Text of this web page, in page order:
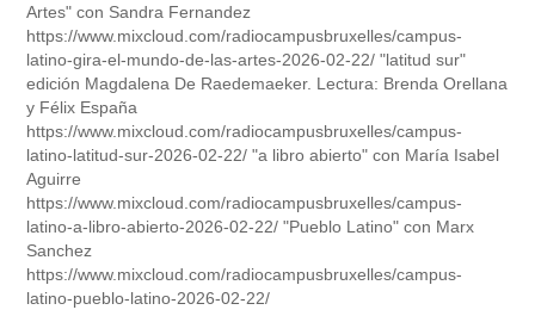
Artes" con Sandra Fernandez
https://www.mixcloud.com/radiocampusbruxelles/campus-
latino-gira-el-mundo-de-las-artes-2026-02-22/ "latitud sur"
edición Magdalena De Raedemaeker. Lectura: Brenda Orellana
y Félix España
https://www.mixcloud.com/radiocampusbruxelles/campus-
latino-latitud-sur-2026-02-22/ "a libro abierto" con María Isabel
Aguirre
https://www.mixcloud.com/radiocampusbruxelles/campus-
latino-a-libro-abierto-2026-02-22/ "Pueblo Latino" con Marx
Sanchez
https://www.mixcloud.com/radiocampusbruxelles/campus-
latino-pueblo-latino-2026-02-22/